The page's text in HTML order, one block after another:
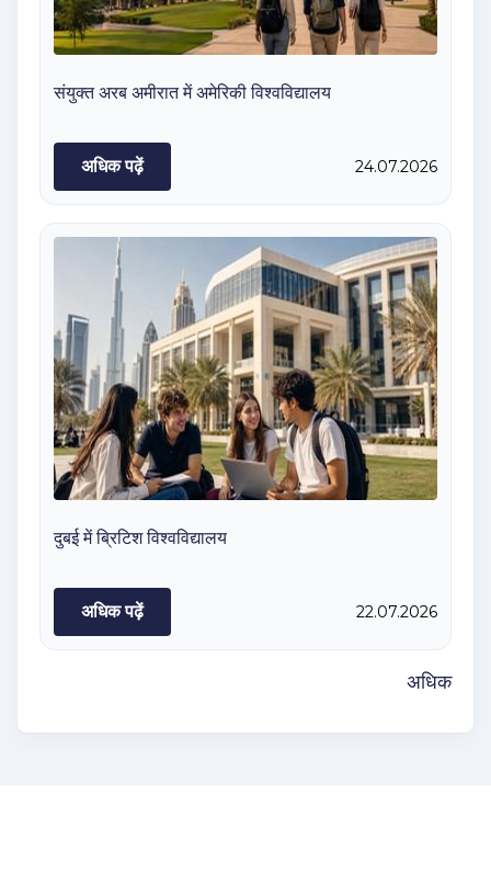
संयुक्त अरब अमीरात में अमेरिकी विश्वविद्यालय
अधिक पढ़ें 24.07.2026
दुबई में ब्रिटिश विश्वविद्यालय
अधिक पढ़ें 22.07.2026
अधिक